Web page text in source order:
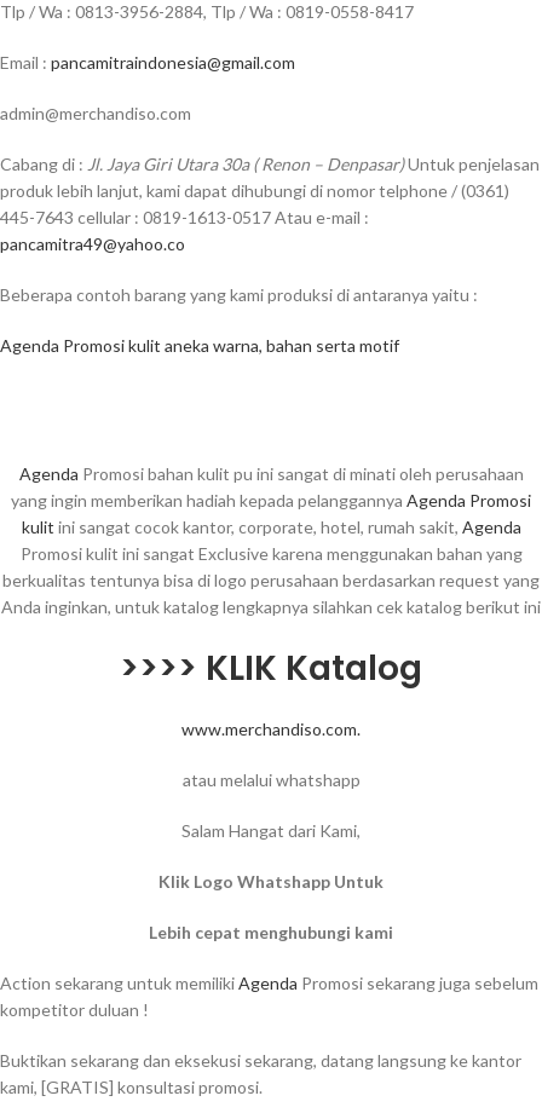
Tlp / Wa : 0813-3956-2884, Tlp / Wa : 0819-0558-8417
Email : pancamitraindonesia@gmail.com
admin@merchandiso.com
Cabang di : Jl. Jaya Giri Utara 30a ( Renon – Denpasar)Untuk penjelasan
produk lebih lanjut, kami dapat dihubungi di nomor telphone / (0361)
445-7643 cellular : 0819-1613-0517 Atau e-mail :
pancamitra49@yahoo.co
Beberapa contoh barang yang kami produksi di antaranya yaitu :
Agenda Promosi kulit aneka warna, bahan serta motif
Agenda Promosi bahan kulit pu ini sangat di minati oleh perusahaan
yang ingin memberikan hadiah kepada pelanggannya Agenda Promosi
kulit ini sangat cocok kantor, corporate, hotel, rumah sakit, Agenda
Promosi kulit ini sangat Exclusive karena menggunakan bahan yang
berkualitas tentunya bisa di logo perusahaan berdasarkan request yang
Anda inginkan, untuk katalog lengkapnya silahkan cek katalog berikut ini
>>>> KLIK Katalog
www.merchandiso.com.
atau melalui whatshapp
Salam Hangat dari Kami,
Klik Logo Whatshapp Untuk
Lebih cepat menghubungi kami
Action sekarang untuk memilikiAgenda Promosi sekarang juga sebelum
kompetitor duluan !
Buktikan sekarang dan eksekusi sekarang, datang langsung ke kantor
kami, [GRATIS] konsultasi promosi.